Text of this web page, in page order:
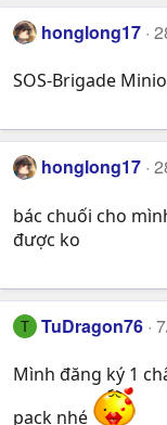
honglong17
SOS-Brigade
honglong17
bác chuối cho
được ko
T TuDragon76
Mình đăng ký 1
pack nhé